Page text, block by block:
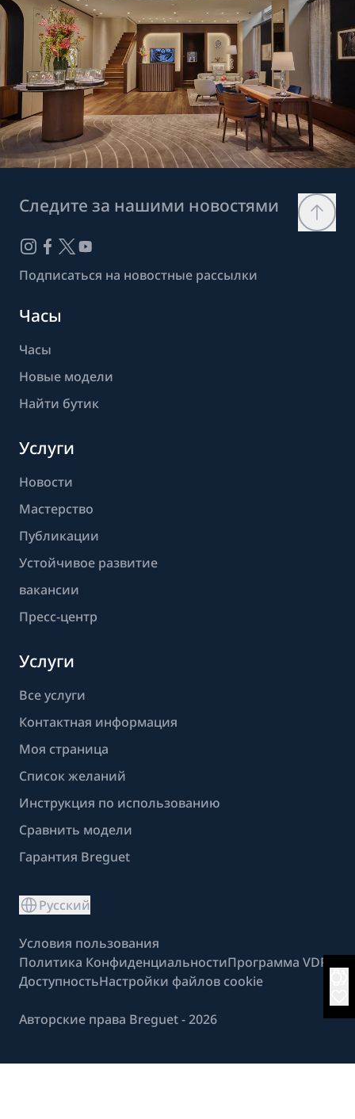
Следите за нашими новостями
Подписаться на новостные рассылки
Часы
Часы
Новые модели
Найти бутик
Услуги
Новости
Мастерство
Публикации
Устойчивое развитие
вакансии
Пресс-центр
Услуги
Все услуги
Контактная информация
Моя страница
Список желаний
Инструкция по использованию
Сравнить модели
Гарантия Breguet
Русский
Условия пользования
Политика КонфиденциальностиПрограмма VDP
ДоступностьНастройки файлов cookie
Авторские права Breguet - 2026